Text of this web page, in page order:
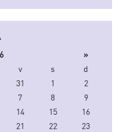
»
v s
d
31 1
2
7 8
9
14 15
16
21 22
23